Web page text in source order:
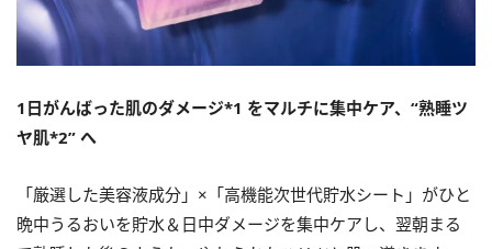
1日がんばった肌のダメージ*1 をマルチに集中ケア、“熟睡ツ
ヤ肌*2” へ
「厳選した美容液成分」×「高機能次世代貯水シート」がひと
晩中うるおいを貯水＆日中ダメージを集中ケアし、翌朝まる